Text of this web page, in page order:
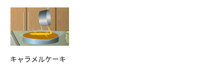
キャラメルケーキ